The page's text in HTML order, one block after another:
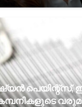
പെയിന്റ്‌സ്,